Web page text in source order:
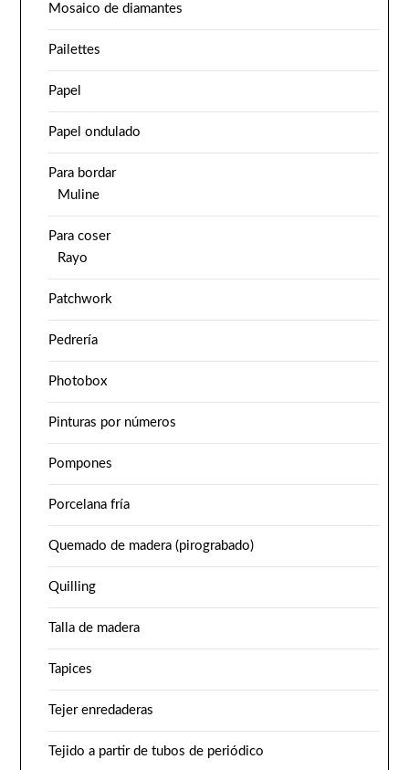
Mosaico de diamantes
Pailettes
Papel
Papel ondulado
Para bordar
Muline
Para coser
Rayo
Patchwork
Pedrería
Photobox
Pinturas por números
Pompones
Porcelana fría
Quemado de madera (pirograbado)
Quilling
Talla de madera
Tapices
Tejer enredaderas
Tejido a partir de tubos de periódico